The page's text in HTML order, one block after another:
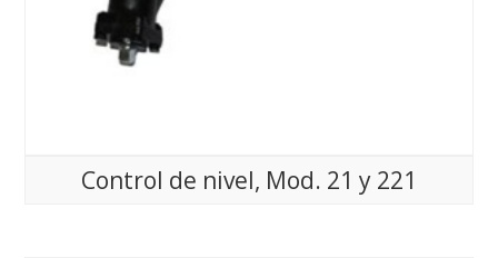
Control de nivel, Mod. 21 y 221